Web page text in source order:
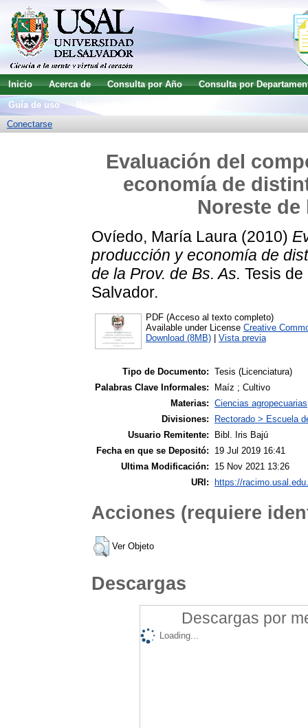
Inicio Acerca de Consulta por Año
Consulta por
Guía de uso
Conectarse
Evaluación del
economía de
Noreste de
Ovíedo, María Laura (2010)
producción y economía de
de la Prov. de Bs. As. Tesis
Salvador.
PDF (Acceso al texto completo)
Available under License Creative
Download (8MB)
Vista previa
Tipo de Documento: Tesis (Licenciatura)
Palabras Clave Informales:
Maíz ; Cultivo
Materias: Ciencias agropecuarias
Divisiones:
Rectorado > Escuela
Usuario Remitente:
Bibl. Iris Bajú
Fecha en que se Depositó:
19 Jul 2019 16:41
Ultima Modificación:
15 Nov 2021 13:26
URI:
https://
Acciones (requiere
Ver Objeto
Descargas
Descargas por
Loading...